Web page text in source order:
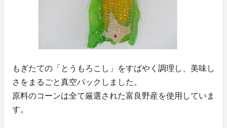
もぎたての「とうもろこし」をすばやく調理し、美味し
さをまるごと真空パックしました。
原料のコーンは全て厳選された富良野産を使用していま
す。